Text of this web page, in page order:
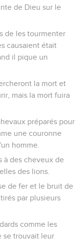
de Dieu sur le
de les tourmenter
causaient était
il pique un
la mort et
mais la mort fuira
préparés pour
une couronne
homme.
à des cheveux de
des lions.
de fer et le bruit de
par plusieurs
comme les
se trouvait leur